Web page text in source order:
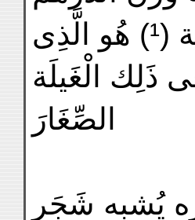
ذَلِك الْغَيلَة
الصِّغَارَ
يُشبِه شَجَر